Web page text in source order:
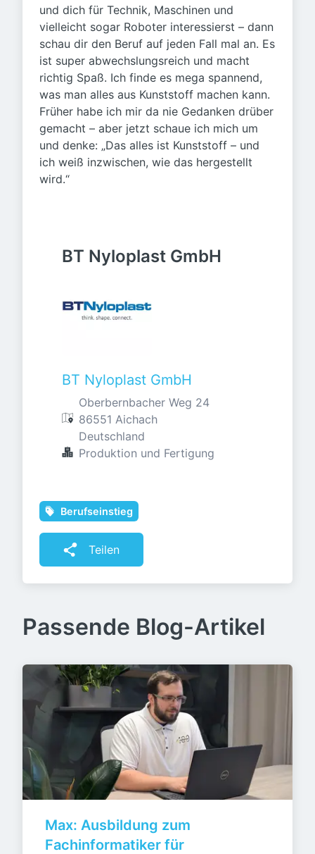
und dich für Technik, Maschinen und
vielleicht sogar Roboter interessierst – dann
schau dir den Beruf auf jeden Fall mal an. Es
ist super abwechslungsreich und macht
richtig Spaß. Ich finde es mega spannend,
was man alles aus Kunststoff machen kann.
Früher habe ich mir da nie Gedanken drüber
gemacht – aber jetzt schaue ich mich um
und denke: „Das alles ist Kunststoff – und
ich weiß inzwischen, wie das hergestellt
wird.“
BT Nyloplast GmbH
BT Nyloplast GmbH
Oberbernbacher Weg 24
86551 Aichach
Deutschland
Produktion und Fertigung
Berufseinstieg
Teilen
Passende Blog-Artikel
Max: Ausbildung zum
Fachinformatiker für